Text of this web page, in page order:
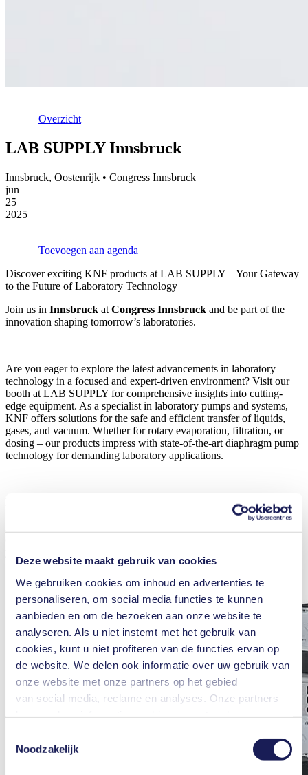
Deze website maakt gebruik van cookies
We gebruiken cookies om inhoud en advertenties te
personaliseren, om social media functies te kunnen
aanbieden en om de bezoeken aan onze website te
analyseren. Als u niet instemt met het gebruik van
cookies, kunt u niet profiteren van de functies ervan op
de website. We delen ook informatie over uw gebruik van
onze website met onze partners op het gebied
van social media, reclame en analyses. Onze partners
verzameld in het kader van uw gebruik van de diensten.
U kunt uw toestemming te allen tijde intrekken door te
Noodzakelijk
Overzicht
LAB SUPPLY Innsbruck
Innsbruck, Oostenrijk • Congress Innsbruck
jun
25
2025
Toevoegen aan agenda
Discover exciting KNF products at LAB SUPPLY – Your Gateway
to the Future of Laboratory Technology
Join us in Innsbruck at Congress Innsbruck and be part of the
innovation shaping tomorrow’s laboratories.
Are you eager to explore the latest advancements in laboratory
technology in a focused and expert-driven environment? Visit our
booth at LAB SUPPLY for comprehensive insights into cutting-
edge equipment. As a specialist in laboratory pumps and systems,
KNF offers solutions for the safe and efficient transfer of liquids,
gases, and vacuum. Whether for rotary evaporation, filtration, or
dosing – our products impress with state-of-the-art diaphragm pump
technology for demanding laboratory applications.
LAB SUPPLY is the regional trade fair for Analytical Instruments,
Laboratory Technology, Laboratory Chemicals and Life Science.